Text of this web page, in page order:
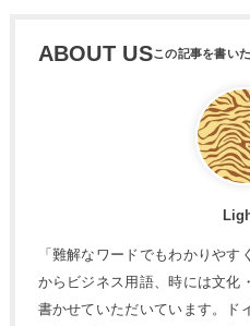
ABOUT US
「難解なワードでもわかりや
からビジネス用語、時には文化
書かせていただいています。ド